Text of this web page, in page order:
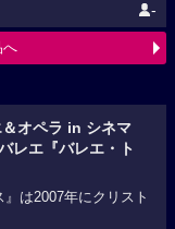
-
へ
オペラ in シネマ
レエ『バレエ・ト
』は2007年にクリスト